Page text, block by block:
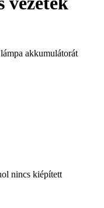
akkumulátorát
nincs kiépített